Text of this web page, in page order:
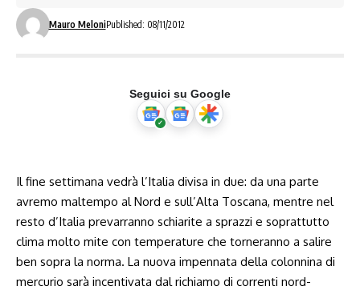
Mauro MeloniPublished: 08/11/2012
Seguici su Google
Il fine settimana vedrà l’Italia divisa in due: da una parte
avremo maltempo al Nord e sull’Alta Toscana, mentre nel
resto d’Italia prevarranno schiarite a sprazzi e soprattutto
clima molto mite con temperature che torneranno a salire
ben sopra la norma. La nuova impennata della colonnina di
mercurio sarà incentivata dal richiamo di correnti nord-